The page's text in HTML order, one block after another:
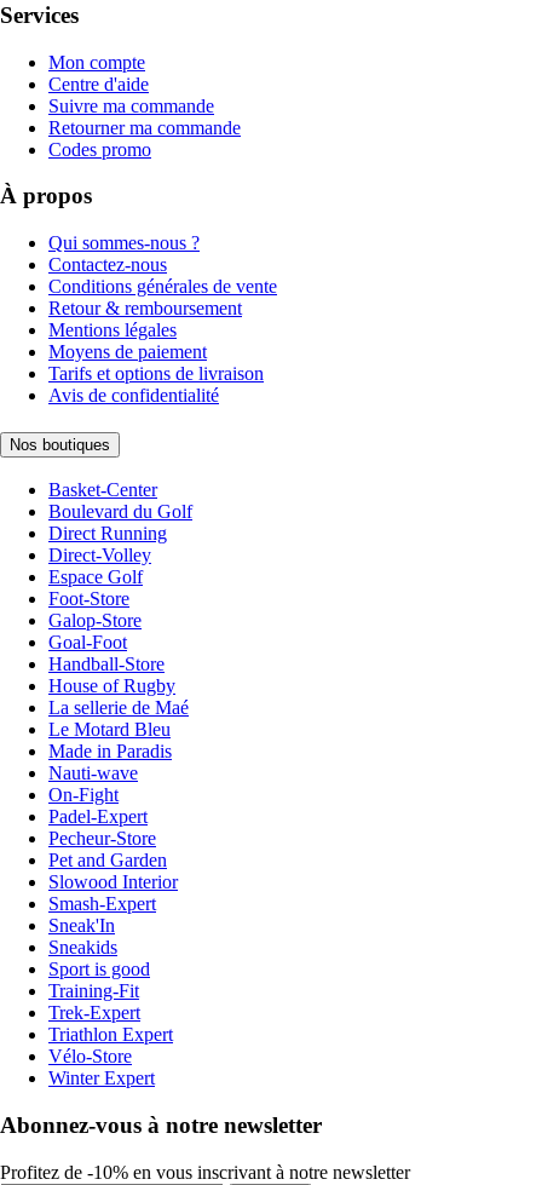
Services
Mon compte
Centre d'aide
Suivre ma commande
Retourner ma commande
Codes promo
À propos
Qui sommes-nous ?
Contactez-nous
Conditions générales de vente
Retour & remboursement
Mentions légales
Moyens de paiement
Tarifs et options de livraison
Avis de confidentialité
Nos boutiques
Basket-Center
Boulevard du Golf
Direct Running
Direct-Volley
Espace Golf
Foot-Store
Galop-Store
Goal-Foot
Handball-Store
House of Rugby
La sellerie de Maé
Le Motard Bleu
Made in Paradis
Nauti-wave
On-Fight
Padel-Expert
Pecheur-Store
Pet and Garden
Slowood Interior
Smash-Expert
Sneak'In
Sneakids
Sport is good
Training-Fit
Trek-Expert
Triathlon Expert
Vélo-Store
Winter Expert
Abonnez-vous à notre newsletter
Profitez de -10% en vous inscrivant à notre newsletter